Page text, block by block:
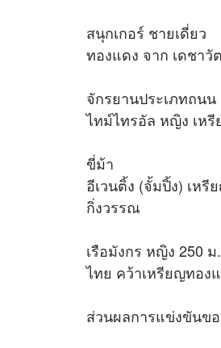
สนุกเกอร์ ชายเดี่ยว
ทองแดง จาก เดชา
จักรยานประเภทถนน
ไทม์ไทรอัล หญิง เห
ขี่ม้า
อีเวนติ้ง (จั้มปิ้ง) เห
กิ่งวรรณ
เรือมังกร หญิง 250 ม.
ไทย คว้าเหรียญทอง
ส่วนผลการแข่งขันข